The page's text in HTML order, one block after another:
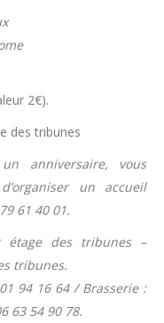
2€).
des tribunes
anniversaire, vous
un accueil
61 40 01.
étage des tribunes –
tribunes.
94 16 64 / Brasserie :
63 54 90 78.